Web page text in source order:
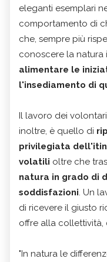
eleganti esemplari
comportamento di
che, sempre più
conoscere la
alimentare le
l'insediamento di
Il lavoro dei
inoltre, è quello di
privilegiata
volatili oltre che
natura in grado di
soddisfazioni. Un
di ricevere il giusto
offre alla collettività,
"In natura le